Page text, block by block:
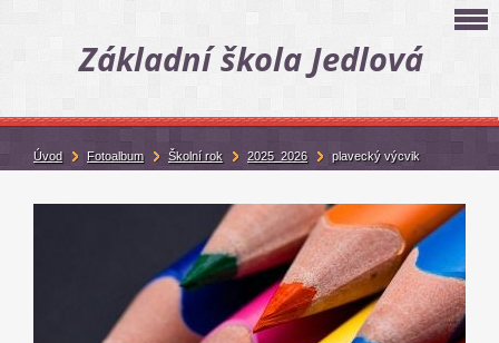
Základní škola Jedlová
Úvod Fotoalbum Školní rok 2025_2026 plavecký výcvik